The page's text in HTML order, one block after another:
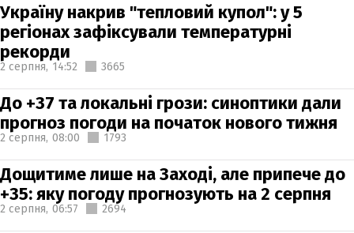
Україну накрив "тепловий купол": у 5
регіонах зафіксували температурні
рекорди
2 серпня, 14:52 3665
До +37 та локальні грози: синоптики дали
прогноз погоди на початок нового тижня
2 серпня, 08:00 1793
Дощитиме лише на Заході, але припече до
+35: яку погоду прогнозують на 2 серпня
2 серпня, 06:57 2694